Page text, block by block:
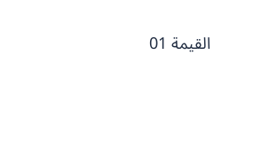
القيمة 01